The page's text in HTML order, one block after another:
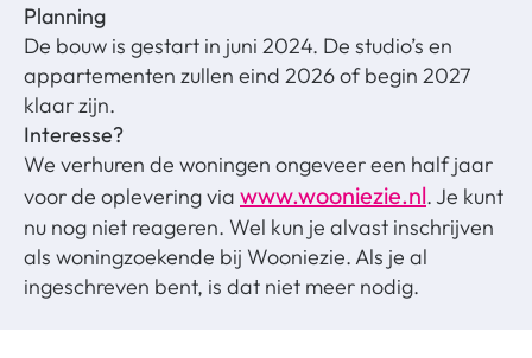
Planning
De bouw is gestart in juni 2024. De studio’s en
appartementen zullen eind 2026 of begin 2027
klaar zijn.
Interesse?
We verhuren de woningen ongeveer een half jaar
voor de oplevering via www.wooniezie.nl. Je kunt
nu nog niet reageren. Wel kun je alvast inschrijven
als woningzoekende bij Wooniezie. Als je al
ingeschreven bent, is dat niet meer nodig.